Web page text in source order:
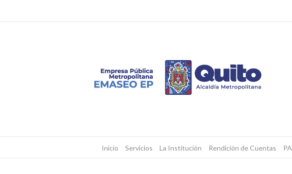
Inicio Servicios La Institución Rendición de Cuentas